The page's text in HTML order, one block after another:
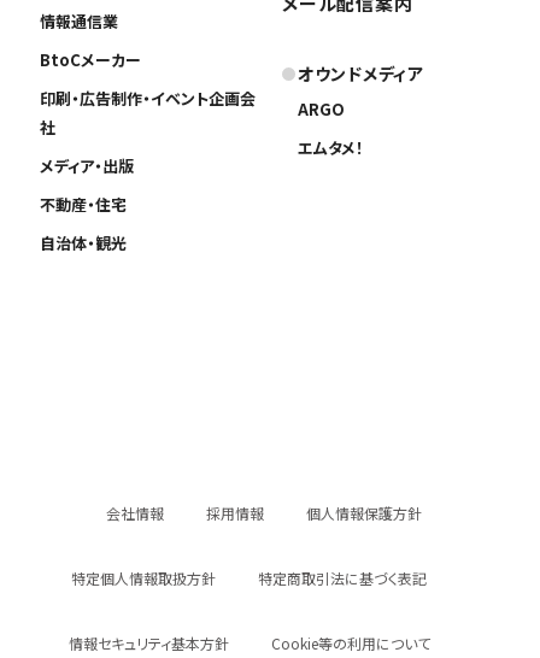
情報通信業
BtoCメーカー
印刷・広告制作・イベント企画会
社
メディア・出版
不動産・住宅
自治体・観光
オウンドメディア
ARGO
エムタメ！
会社情報 採用情報 個人情報保護方針
特定個人情報取扱方針 特定商取引法に基づく表記
情報セキュリティ基本方針 Cookie等の利用について